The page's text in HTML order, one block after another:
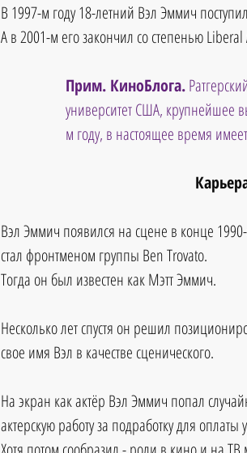
В 1997-м году 18-летний Вэл Эммич
А в 2001-м его закончил со степенью Liberal
Прим. КиноБлога.
университет США, крупнейшее
м году, в настоящее время
Вэл Эммич появился на сцене в конце
стал фронтменом группы Ben Trovato.
Тогда он был известен как Мэтт Эммич.
Несколько лет спустя он решил
свое имя Вэл в качестве сценического.
На экран как актёр Вэл Эммич попал
актерскую работу за подработку для